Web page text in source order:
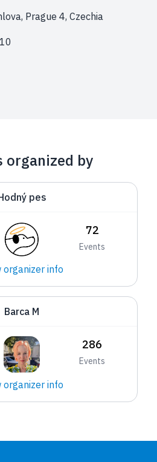
Prague 4, Czechia
organized by
pes
72
Events
organizer info
Barca M
286
Events
organizer info